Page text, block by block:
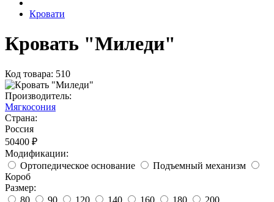
Кровати
Кровать "Миледи"
Код товара: 510
Производитель:
Мягкосония
Страна:
Россия
50400 ₽
Модификации:
Ортопедическое основание
Подъемный механизм
Короб
Размер:
80
90 120 140 160 180
200